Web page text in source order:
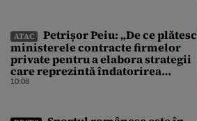
ATAC
Petrișor Peiu: „De ce plătesc
ministerele contracte firmelor
private pentru a elabora strategii
care reprezintă îndatorirea
angajaților din minister?”
10:08